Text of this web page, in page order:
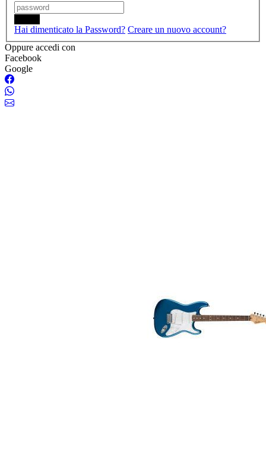
Hai dimenticato la Password? Creare un nuovo account?
Oppure accedi con
Facebook
Google